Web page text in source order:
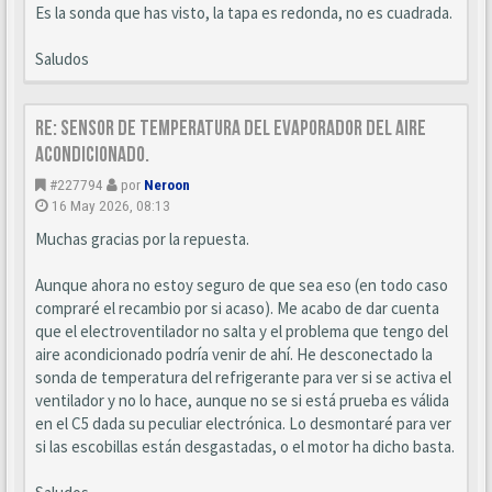
Es la sonda que has visto, la tapa es redonda, no es cuadrada.
Saludos
Re: Sensor de temperatura del evaporador del aire
acondicionado.
#227794 por Neroon
16 May 2026, 08:13
Muchas gracias por la repuesta.
Aunque ahora no estoy seguro de que sea eso (en todo caso
compraré el recambio por si acaso). Me acabo de dar cuenta
que el electroventilador no salta y el problema que tengo del
aire acondicionado podría venir de ahí. He desconectado la
sonda de temperatura del refrigerante para ver si se activa el
ventilador y no lo hace, aunque no se si está prueba es válida
en el C5 dada su peculiar electrónica. Lo desmontaré para ver
si las escobillas están desgastadas, o el motor ha dicho basta.